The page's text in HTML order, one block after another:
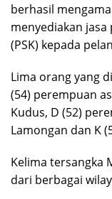
berhasil
menyediakan
(PSK) kepada
Lima orang yang
(54) perempuan
Kudus, D (52)
Lamongan dan K
Kelima tersangka
dari berbagai